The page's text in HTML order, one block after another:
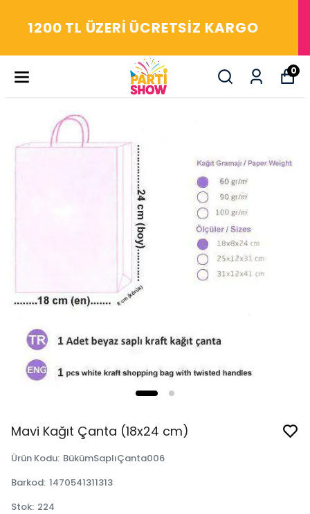
YAŞASIN! ARADIĞIM HERŞEY
PARTİ SHOW'DA
0
Mavi Kağıt Çanta (18x24 cm)
Ürün Kodu: BükümSaplıÇanta006
Barkod: 1470541311313
Stok: 224